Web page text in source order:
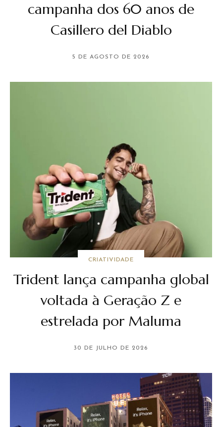
campanha dos 60 anos de
Casillero del Diablo
5 DE AGOSTO DE 2026
CRIATIVIDADE
Trident lança campanha global
voltada à Geração Z e
estrelada por Maluma
30 DE JULHO DE 2026